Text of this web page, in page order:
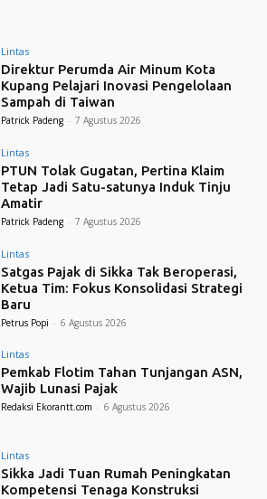
Lintas
Direktur Perumda Air Minum Kota
Kupang Pelajari Inovasi Pengelolaan
Sampah di Taiwan
Patrick Padeng - 7 Agustus 2026
Lintas
PTUN Tolak Gugatan, Pertina Klaim
Tetap Jadi Satu-satunya Induk Tinju
Amatir
Patrick Padeng - 7 Agustus 2026
Lintas
Satgas Pajak di Sikka Tak Beroperasi,
Ketua Tim: Fokus Konsolidasi Strategi
Baru
Petrus Popi - 6 Agustus 2026
Lintas
Pemkab Flotim Tahan Tunjangan ASN,
Wajib Lunasi Pajak
Redaksi Ekorantt.com - 6 Agustus 2026
Lintas
Sikka Jadi Tuan Rumah Peningkatan
Kompetensi Tenaga Konstruksi